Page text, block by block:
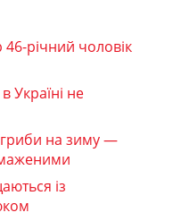
річний чоловік
Україні не
на зиму —
із